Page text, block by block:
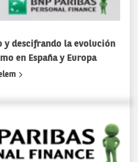
y descifrando la evolución
en España y Europa